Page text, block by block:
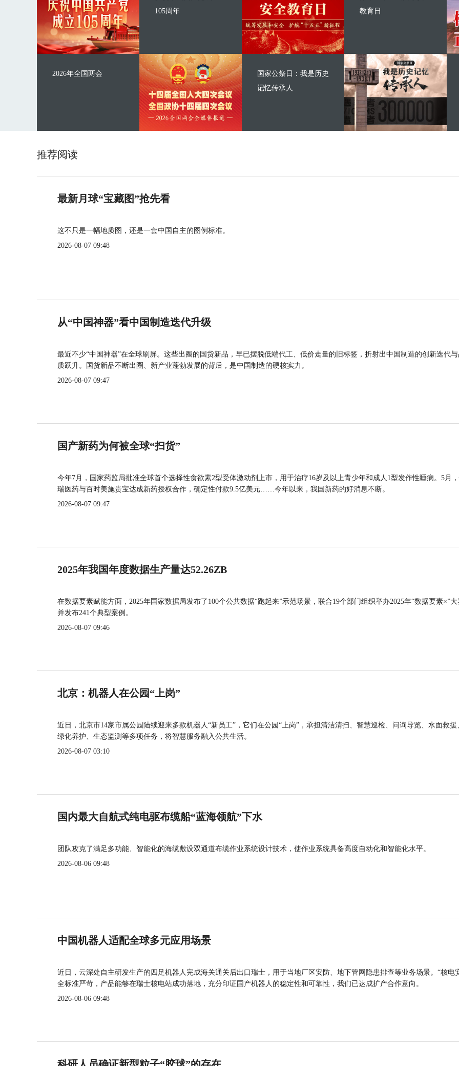
105周年
2026年全国两会
教育日
国家公祭日：我是历史
记忆传承人
推荐阅读
最新月球“宝藏图”抢先看
这不只是一幅地质图，还是一套中国自主的图例标准。
2026-08-07 09:48
从“中国神器”看中国制造迭代升级
最近不少“中国神器”在全球刷屏。这些出圈的国货新品，早已摆脱低端代工、低价走量的旧标签，折射出中国制造的创新迭代
质跃升。国货新品不断出圈、新产业蓬勃发展的背后，是中国制造的硬核实力。
2026-08-07 09:47
国产新药为何被全球“扫货”
今年7月，国家药监局批准全球首个选择性食欲素2型受体激动剂上市，用于治疗16岁及以上青少年和成人1型发作性睡病。5月
瑞医药与百时美施贵宝达成新药授权合作，确定性付款9.5亿美元……今年以来，我国新药的好消息不断。
2026-08-07 09:47
2025年我国年度数据生产量达52.26ZB
在数据要素赋能方面，2025年国家数据局发布了100个公共数据“跑起来”示范场景，联合19个部门组织举办2025年“数据要素×”大
并发布241个典型案例。
2026-08-07 09:46
北京：机器人在公园“上岗”
近日，北京市14家市属公园陆续迎来多款机器人“新员工”，它们在公园“上岗”，承担清洁清扫、智慧巡检、问询导览、水面救援
绿化养护、生态监测等多项任务，将智慧服务融入公共生活。
2026-08-07 03:10
国内最大自航式纯电驱布缆船“蓝海领航”下水
团队攻克了满足多功能、智能化的海缆敷设双通道布缆作业系统设计技术，使作业系统具备高度自动化和智能化水平。
2026-08-06 09:48
中国机器人适配全球多元应用场景
近日，云深处自主研发生产的四足机器人完成海关通关后出口瑞士，用于当地厂区安防、地下管网隐患排查等业务场景。“核电
全标准严苛，产品能够在瑞士核电站成功落地，充分印证国产机器人的稳定性和可靠性，我们已达成扩产合作意向。
2026-08-06 09:48